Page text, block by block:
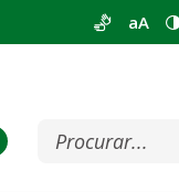
aA